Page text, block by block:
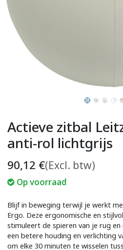
Actieve zitbal
anti-rol lichtgrijs
90,12 €(Excl. btw)
Op voorraad
Blijf in beweging terwijl je werkt
Ergo. Deze ergonomische en
stimuleert de spieren van je rug
een betere houding en verlichting
om elke 30 minuten te wisselen